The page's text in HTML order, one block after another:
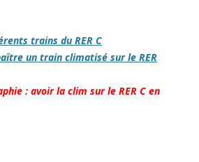
trains du RER C
un train climatisé sur le RER
: avoir la clim sur le RER C en